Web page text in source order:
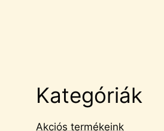
Kategóriák
Akciós termékeink